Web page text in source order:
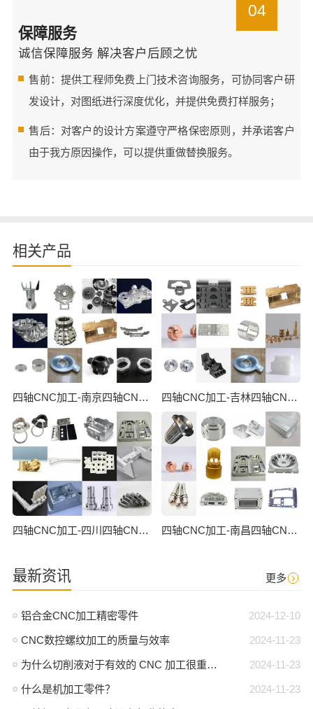
04
保障服务
诚信保障服务 解决客户后顾之忧
售前：提供工程师免费上门技术咨询服务，可协同客户研
发设计，对图纸进行深度优化，并提供免费打样服务；
售后：对客户的设计方案遵守严格保密原则，并承诺客户
由于我方原因操作，可以提供重做替换服务。
相关产品
四轴CNC加工-南京四轴CNC数控加工 四轴CNC加工-吉林四轴CNC数控加工
四轴CNC加工-四川四轴CNC数控加工 四轴CNC加工-南昌四轴CNC数控加工
最新资讯 更多
2024-12-10
铝合金CNC加工精密零件
2024-11-23
CNC数控螺纹加工的质量与效率
2024-11-23
为什么切削液对于有效的 CNC 加工很重要？
2024-11-23
什么是机加工零件？